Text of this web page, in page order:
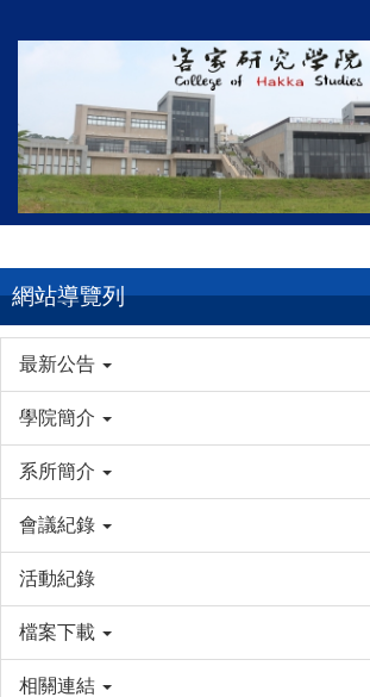
到
內
容
區
網站導覽列
最新公告
學院簡介
系所簡介
會議紀錄
活動紀錄
檔案下載
相關連結